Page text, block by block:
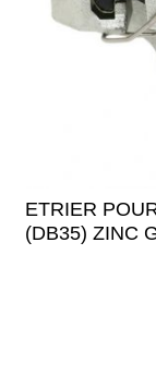
ETRIER
(DB35) ZINC